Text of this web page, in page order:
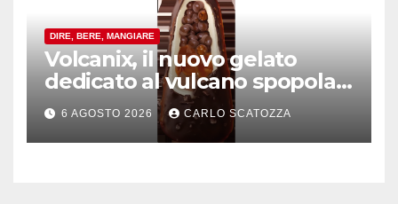
DIRE, BERE, MANGIARE
Volcanix, il nuovo gelato
dedicato al vulcano spopola,
è nato a Caivano
6 AGOSTO 2026 CARLO SCATOZZA